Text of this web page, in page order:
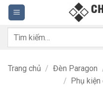
Bỏ
qua
nội
dung
Tìm
Trang chủ / Đèn Paragon
/ Phụ